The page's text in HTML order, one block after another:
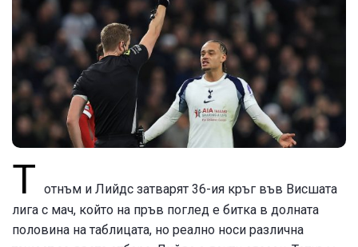
Т отнъм и Лийдс затварят 36-ия кръг във Висшата
лига с мач, който на пръв поглед е битка в долната
половина на таблицата, но реално носи различна